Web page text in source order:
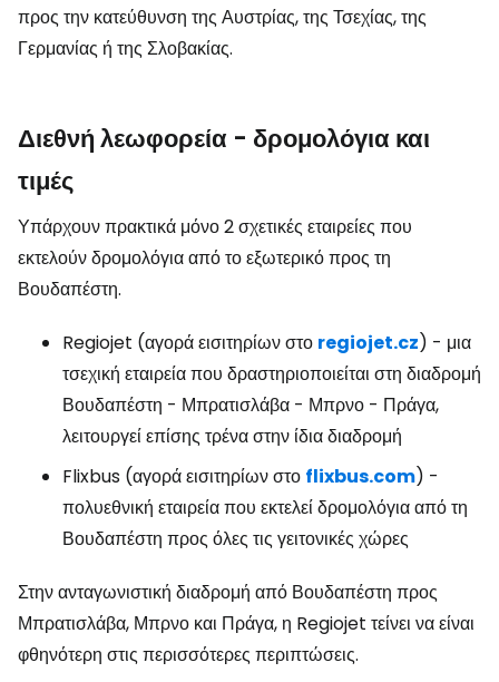
προς την κατεύθυνση της Αυστρίας, της Τσεχίας, της
Γερμανίας ή της Σλοβακίας.
Διεθνή λεωφορεία - δρομολόγια και
τιμές
Υπάρχουν πρακτικά μόνο 2 σχετικές εταιρείες που
εκτελούν δρομολόγια από το εξωτερικό προς τη
Βουδαπέστη.
Regiojet (αγορά εισιτηρίων στο regiojet.cz) - μια
τσεχική εταιρεία που δραστηριοποιείται στη διαδρομή
Βουδαπέστη - Μπρατισλάβα - Μπρνο - Πράγα,
λειτουργεί επίσης τρένα στην ίδια διαδρομή
Flixbus (αγορά εισιτηρίων στο flixbus.com) -
πολυεθνική εταιρεία που εκτελεί δρομολόγια από τη
Βουδαπέστη προς όλες τις γειτονικές χώρες
Στην ανταγωνιστική διαδρομή από Βουδαπέστη προς
Μπρατισλάβα, Μπρνο και Πράγα, η Regiojet τείνει να είναι
φθηνότερη στις περισσότερες περιπτώσεις.